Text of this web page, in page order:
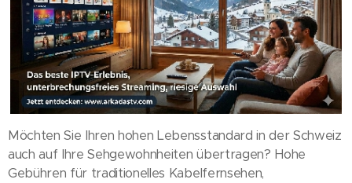
Möchten Sie Ihren hohen Lebensstandard in der Schweiz
auch auf Ihre Sehgewohnheiten übertragen? Hohe
Gebühren für traditionelles Kabelfernsehen,